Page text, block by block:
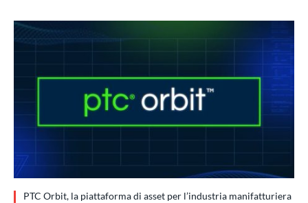
PTC Orbit, la piattaforma di asset per l’industria manifatturiera